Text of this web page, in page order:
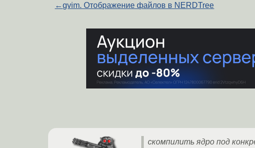
←gvim. Oтображение файлов в NERDTree
скомпилить ядро под